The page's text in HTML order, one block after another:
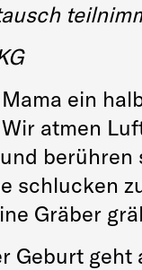
ein
atmen
berühren
schlucken
Gräber
Geburt